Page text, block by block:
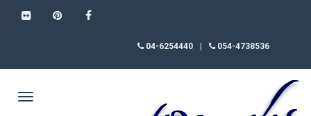
054-4738536
04-6254440